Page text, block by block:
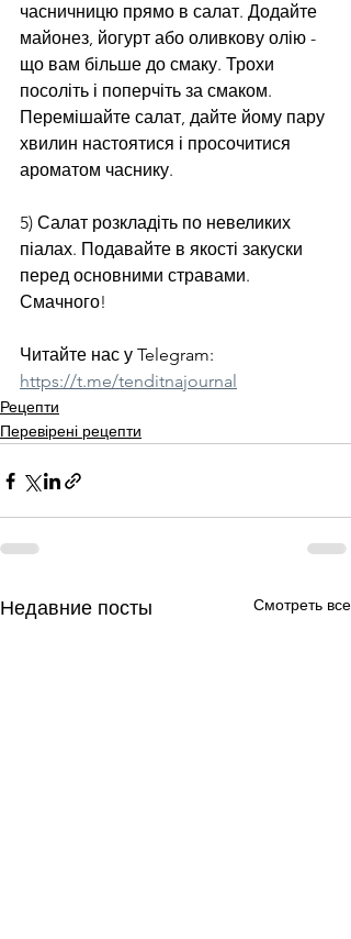
часничницю прямо в салат. Додайте
майонез, йогурт або оливкову олію -
що вам більше до смаку. Трохи
посоліть і поперчіть за смаком.
Перемішайте салат, дайте йому пару
хвилин настоятися і просочитися
ароматом часнику.
5) Салат розкладіть по невеликих
піалах. Подавайте в якості закуски
перед основними стравами.
Смачного!
Читайте нас у Telegram:
https://t.me/tenditnajournal
Рецепти
Перевірені рецепти
Недавние посты Смотреть все